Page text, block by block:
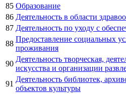
85 Образование
86 Деятельность в области
87 Деятельность по уходу с
88
Предоставление социальных
проживания
90
Деятельность творческая,
искусства и организации
91
Деятельность библиотек,
объектов культуры